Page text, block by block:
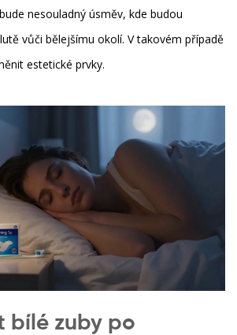
nesouladný úsměv, kde budou
vůči bělejšímu okolí. V takovém případě
estetické prvky.
bílé zuby po